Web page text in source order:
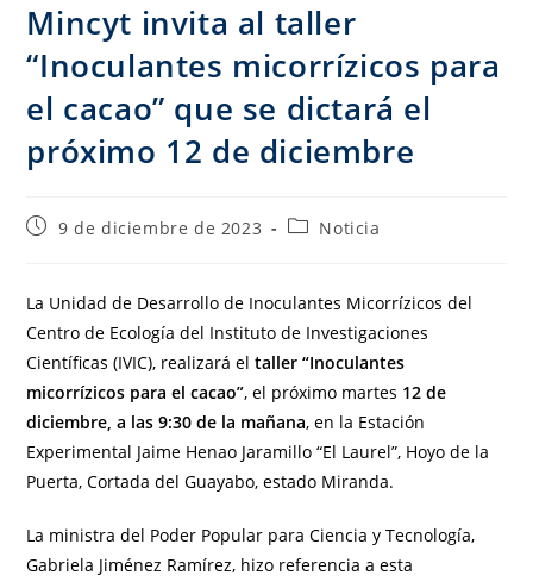
Mincyt invita al taller
“Inoculantes micorrízicos para
el cacao” que se dictará el
próximo 12 de diciembre
9 de diciembre de 2023 Noticia
La Unidad de Desarrollo de Inoculantes Micorrízicos del
Centro de Ecología del Instituto de Investigaciones
Científicas (IVIC), realizará el taller “Inoculantes
micorrízicos para el cacao”, el próximo martes 12 de
diciembre, a las 9:30 de la mañana, en la Estación
Experimental Jaime Henao Jaramillo “El Laurel”, Hoyo de la
Puerta, Cortada del Guayabo, estado Miranda.
La ministra del Poder Popular para Ciencia y Tecnología,
Gabriela Jiménez Ramírez, hizo referencia a esta